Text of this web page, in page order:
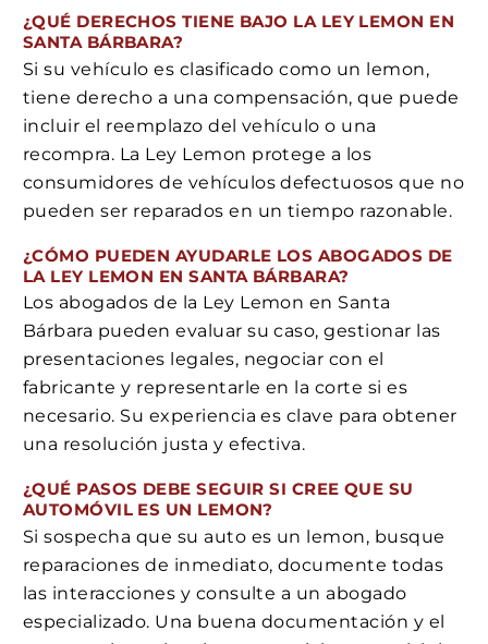
¿QUÉ DERECHOS TIENE BAJO LA LEY LEMON EN
SANTA BÁRBARA?
Si su vehículo es clasificado como un lemon,
tiene derecho a una compensación, que puede
incluir el reemplazo del vehículo o una
recompra. La Ley Lemon protege a los
consumidores de vehículos defectuosos que no
pueden ser reparados en un tiempo razonable.
¿CÓMO PUEDEN AYUDARLE LOS ABOGADOS DE
LA LEY LEMON EN SANTA BÁRBARA?
Los abogados de la Ley Lemon en Santa
Bárbara pueden evaluar su caso, gestionar las
presentaciones legales, negociar con el
fabricante y representarle en la corte si es
necesario. Su experiencia es clave para obtener
una resolución justa y efectiva.
¿QUÉ PASOS DEBE SEGUIR SI CREE QUE SU
AUTOMÓVIL ES UN LEMON?
Si sospecha que su auto es un lemon, busque
reparaciones de inmediato, documente todas
las interacciones y consulte a un abogado
especializado. Una buena documentación y el